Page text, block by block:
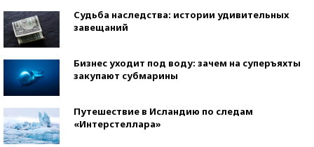
Судьба наследства: истории удивительных
завещаний
Бизнес уходит под воду: зачем на суперъяхты
закупают субмарины
Путешествие в Исландию по следам
«Интерстеллара»